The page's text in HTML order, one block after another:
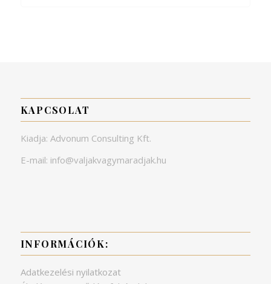
KAPCSOLAT
Kiadja: Advonum Consulting Kft.
E-mail: info@valjakvagymaradjak.hu
INFORMÁCIÓK:
Adatkezelési nyilatkozat